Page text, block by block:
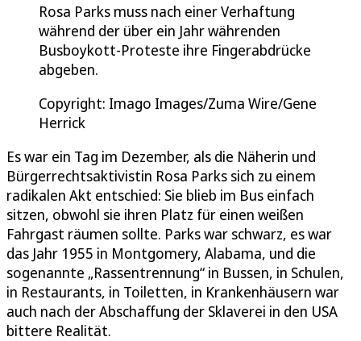
Rosa Parks muss nach einer Verhaftung
während der über ein Jahr währenden
Busboykott-Proteste ihre Fingerabdrücke
abgeben.
Copyright: Imago Images/Zuma Wire/Gene
Herrick
Es war ein Tag im Dezember, als die Näherin und
Bürgerrechtsaktivistin Rosa Parks sich zu einem
radikalen Akt entschied: Sie blieb im Bus einfach
sitzen, obwohl sie ihren Platz für einen weißen
Fahrgast räumen sollte. Parks war schwarz, es war
das Jahr 1955 in Montgomery, Alabama, und die
sogenannte „Rassentrennung“ in Bussen, in Schulen,
in Restaurants, in Toiletten, in Krankenhäusern war
auch nach der Abschaffung der Sklaverei in den USA
bittere Realität.